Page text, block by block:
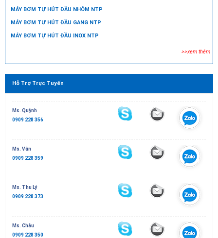
MÁY BƠM TỰ HÚT ĐẦU NHÔM NTP
MÁY BƠM TỰ HÚT ĐẦU GANG NTP
MÁY BƠM TỰ HÚT ĐẦU INOX NTP
>>xem thêm
Hỗ Trợ Trực Tuyến
Ms. Quỳnh
0909 228 356
Ms. Vân
0909 228 359
Ms. Thu Lý
0909 228 373
Ms. Châu
0909 228 350